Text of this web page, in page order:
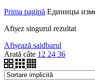
Prima pagină Единицы
Afișez singurul rezultat
Afișează saidbarul
Arată câte 12 24 36